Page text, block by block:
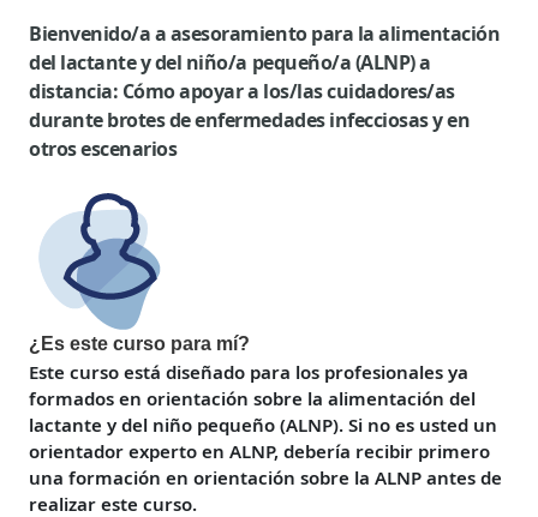
Bienvenido/a a asesoramiento para la alimentación
del lactante y del niño/a pequeño/a (ALNP) a
distancia: Cómo apoyar a los/las cuidadores/as
durante brotes de enfermedades infecciosas y en
otros escenarios
¿Es este curso para mí?
Este curso está diseñado para los profesionales ya
formados en orientación sobre la alimentación del
lactante y del niño pequeño (ALNP). Si no es usted un
orientador experto en ALNP, debería recibir primero
una formación en orientación sobre la ALNP antes de
realizar este curso.